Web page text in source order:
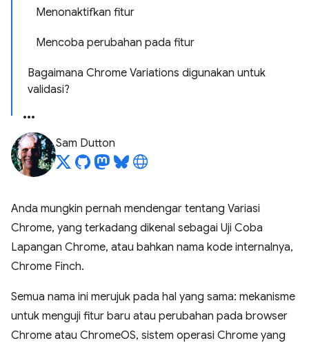
Menonaktifkan fitur
Mencoba perubahan pada fitur
Bagaimana Chrome Variations digunakan untuk
validasi?
Sam Dutton
Anda mungkin pernah mendengar tentang Variasi
Chrome, yang terkadang dikenal sebagai Uji Coba
Lapangan Chrome, atau bahkan nama kode internalnya,
Chrome Finch.
Semua nama ini merujuk pada hal yang sama: mekanisme
untuk menguji fitur baru atau perubahan pada browser
Chrome atau ChromeOS, sistem operasi Chrome yang